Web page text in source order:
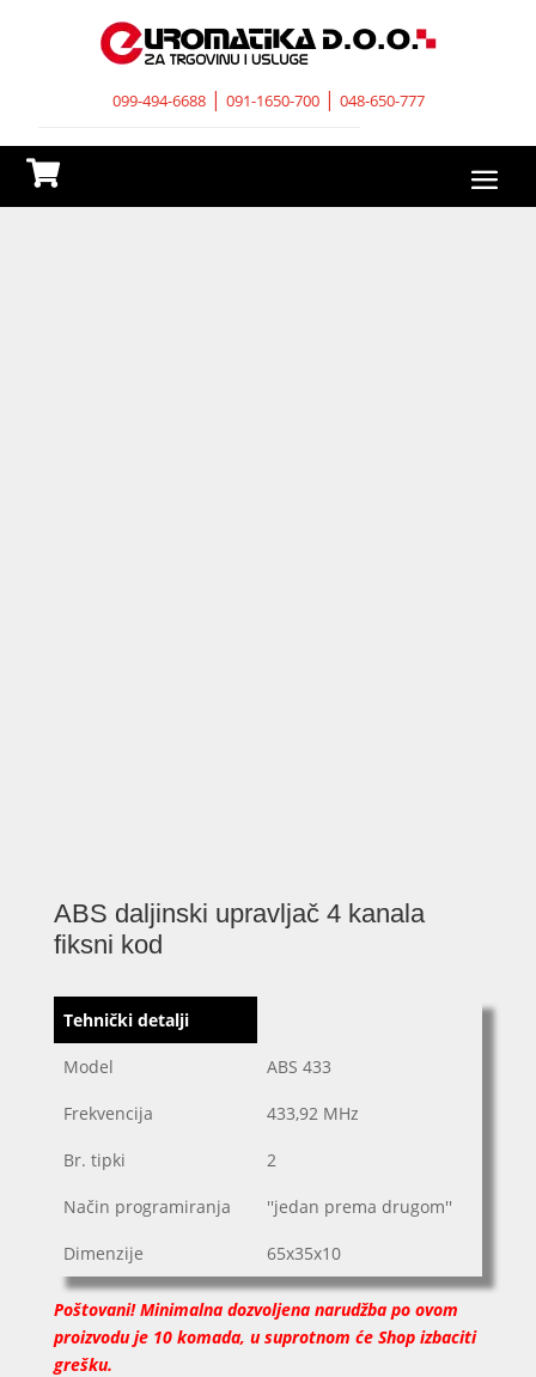
099-494-6688| 091-1650-700| 048-650-777

ABS daljinski upravljač 4 kanala
fiksni kod
Tehnički detalji
Model ABS 433
Frekvencija 433,92 MHz
Br. tipki 2
Način programiranja ''jedan prema drugom''
Dimenzije 65x35x10
Poštovani! Minimalna dozvoljena narudžba po ovom
proizvodu je 10 komada, u suprotnom će Shop izbaciti
grešku.